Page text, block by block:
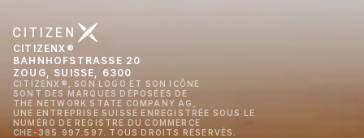
CITIZENX®
BAHNHOFSTRASSE 20
ZOUG, SUISSE, 6300
CITIZENX®, SON LOGO ET SON ICÔNE
SONT DES MARQUES DÉPOSÉES DE
THE NETWORK STATE COMPANY AG,
UNE ENTREPRISE SUISSE ENREGISTRÉE SOUS LE
NUMÉRO DE REGISTRE DU COMMERCE
CHE-385.997.597. TOUS DROITS RÉSERVÉS.